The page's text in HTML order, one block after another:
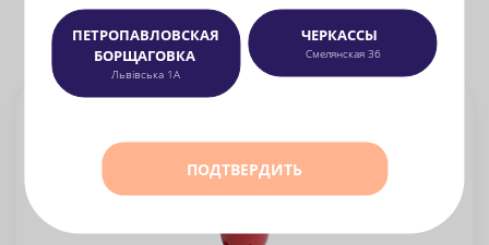
НАПОЇ
ПЕТРОПАВЛОВСКАЯ
БОРЩАГОВКА
Львівська 1А
ЧЕРКАССЫ
Смелянская 36
ПОДТВЕРДИТЬ